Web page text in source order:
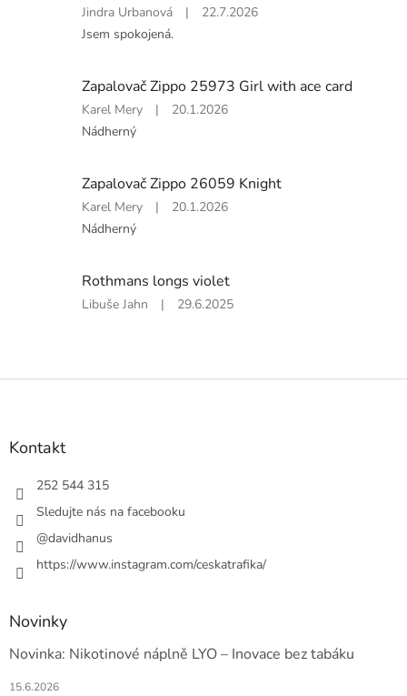
Hodnocení
produktu
z
hvězdiček.
Jindra Urbanová |
22.7.2026
Jsem spokojená.
Zapalovač Zippo 25973 Girl with ace card
Hodnocení
produktu
z
hvězdiček.
Karel Mery |
20.1.2026
Nádherný
Zapalovač Zippo 26059 Knight
Hodnocení
produktu
z
hvězdiček.
Karel Mery |
20.1.2026
Nádherný
Rothmans longs violet
Hodnocení
Libuše Jahn | 29.6.2025
Z
Kontakt
252 544 315
Sledujte nás na facebooku
@davidhanus
https://www.instagram.com/ceskatrafika/
Novinky
Novinka: Nikotinové náplně LYO – Inovace bez tabáku
15.6.2026